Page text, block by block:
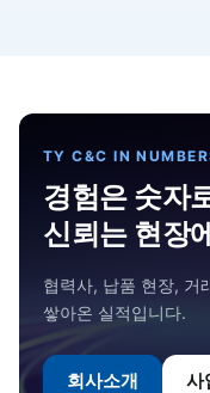
TY C&C IN
경험은 숫자
신뢰는 현장
협력사, 납품 현장, 거
쌓아온 실적입니다.
회사소개 사